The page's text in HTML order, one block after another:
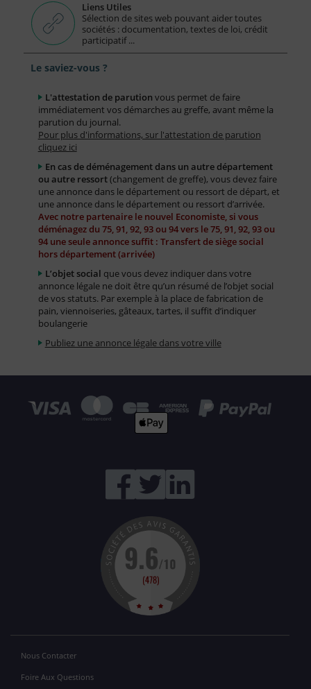
Liens Utiles
Sélection de sites web pouvant aider toutes
sociétés : documentation, textes de loi, crédit
participatif ...
Le saviez-vous ?
L'attestation de parution vous permet de faire
immédiatement vos démarches au greffe, avant même la
parution du journal.
Pour plus d'informations, sur l'attestation de parution
cliquez ici
En cas de déménagement dans un autre département
ou autre ressort(changement de greffe), vous devez faire
une annonce dans le département ou ressort de départ, et
une annonce dans le département ou ressort d’arrivée.
Avec notre partenaire le nouvel Economiste, si vous
déménagez du 75, 91, 92, 93 ou 94 vers le 75, 91, 92, 93 ou
94 une seule annonce suffit : Transfert de siège social
hors département (arrivée)
L’objet social que vous devez indiquer dans votre
annonce légale ne doit être qu’un résumé de l’objet social
de vos statuts. Par exemple à la place de fabrication de
pain, viennoiseries, gâteaux, tartes, il suffit d’indiquer
boulangerie
Publiez une annonce légale dans votre ville
Nous Contacter
Foire Aux Questions